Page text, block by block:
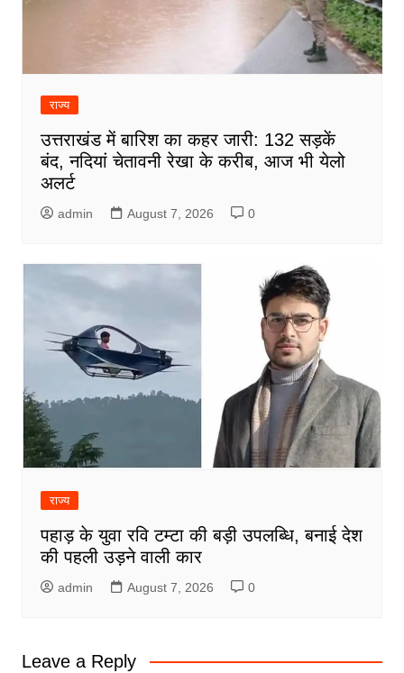
राज्य
उत्तराखंड में बारिश का कहर जारी: 132 सड़कें
बंद, नदियां चेतावनी रेखा के करीब, आज भी येलो
अलर्ट
admin August 7, 2026 0
राज्य
पहाड़ के युवा रवि टम्टा की बड़ी उपलब्धि, बनाई देश
की पहली उड़ने वाली कार
admin August 7, 2026 0
Leave a Reply